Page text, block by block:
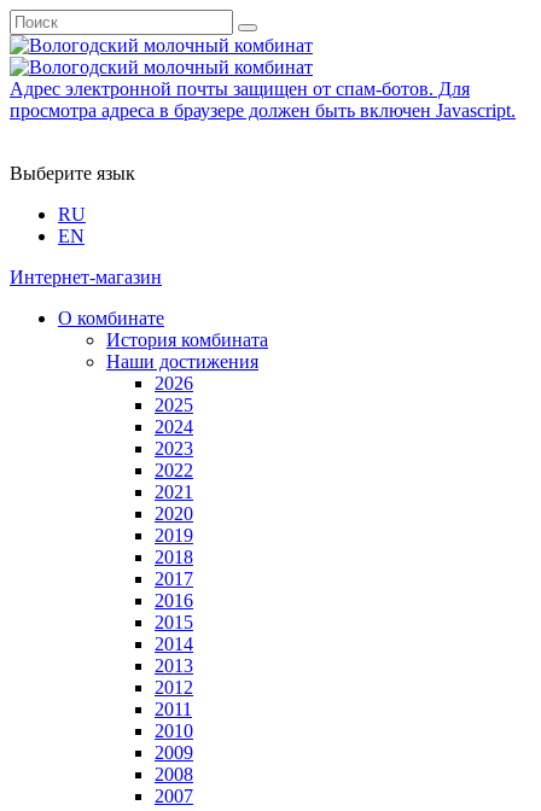
Адрес электронной почты защищен от спам-ботов. Для
просмотра адреса в браузере должен быть включен Javascript.
Выберите язык
RU
EN
Интернет-магазин
О комбинате
История комбината
Наши достижения
2026
2025
2024
2023
2022
2021
2020
2019
2018
2017
2016
2015
2014
2013
2012
2011
2010
2009
2008
2007